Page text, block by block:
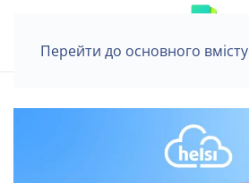
Перейти до основного вмісту